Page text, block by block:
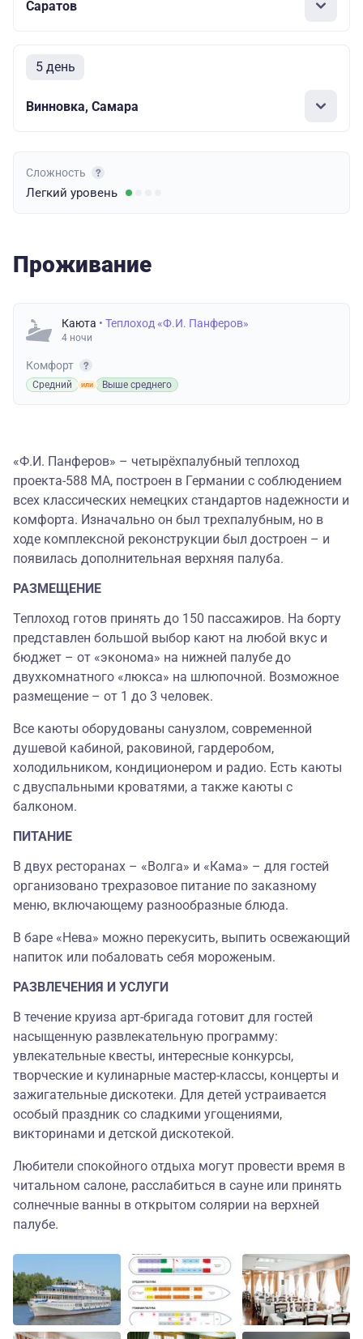
Саратов
5 день
Винновка, Самара
Сложность
Легкий уровень
Проживание
Каюта • Теплоход «Ф.И. Панферов»
4 ночи
Комфорт
Средний Выше среднего
«Ф.И. Панферов» – четырёхпалубный теплоход
проекта-588 МА, построен в Германии с соблюдением
всех классических немецких стандартов надежности и
комфорта. Изначально он был трехпалубным, но в
ходе комплексной реконструкции был достроен – и
появилась дополнительная верхняя палуба.
РАЗМЕЩЕНИЕ
Теплоход готов принять до 150 пассажиров. На борту
представлен большой выбор кают на любой вкус и
бюджет – от «эконома» на нижней палубе до
двухкомнатного «люкса» на шлюпочной. Возможное
размещение – от 1 до 3 человек.
Все каюты оборудованы санузлом, современной
душевой кабиной, раковиной, гардеробом,
холодильником, кондиционером и радио. Есть каюты
с двуспальными кроватями, а также каюты с
балконом.
ПИТАНИЕ
В двух ресторанах – «Волга» и «Кама» – для гостей
организовано трехразовое питание по заказному
меню, включающему разнообразные блюда.
В баре «Нева» можно перекусить, выпить освежающий
напиток или побаловать себя мороженым.
РАЗВЛЕЧЕНИЯ И УСЛУГИ
В течение круиза арт-бригада готовит для гостей
насыщенную развлекательную программу:
увлекательные квесты, интересные конкурсы,
творческие и кулинарные мастер-классы, концерты и
зажигательные дискотеки. Для детей устраивается
особый праздник со сладкими угощениями,
викторинами и детской дискотекой.
Любители спокойного отдыха могут провести время в
читальном салоне, расслабиться в сауне или принять
солнечные ванны в открытом солярии на верхней
палубе.